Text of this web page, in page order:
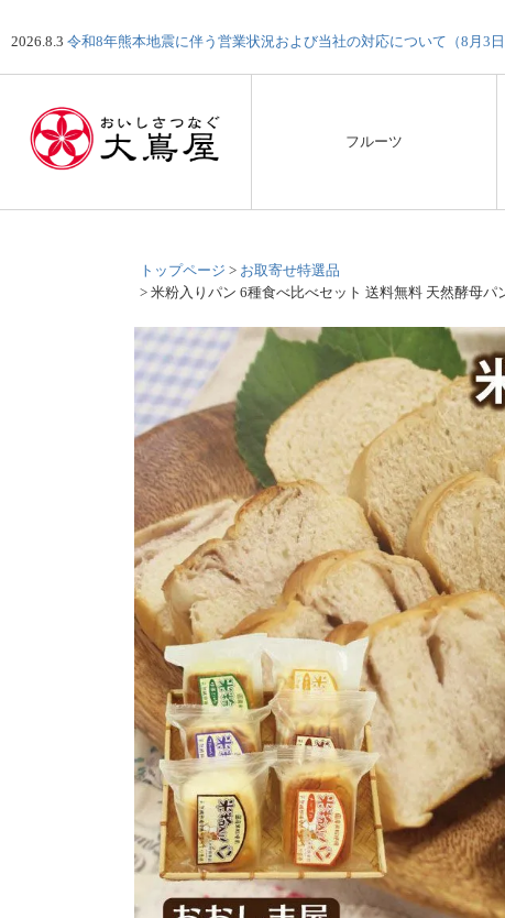
2026.8.3 令和8年熊本地震に伴う営業状況および当社の対応について（8月3日
フルーツ
トップページ
お取寄せ特選品
米粉入りパン 6種食べ比べセット 送料無料 天然酵母